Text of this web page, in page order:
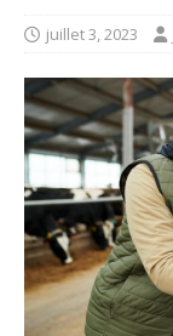
juillet 3, 2023